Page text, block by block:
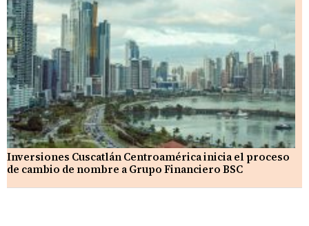
Inversiones Cuscatlán Centroamérica inicia el proceso
de cambio de nombre a Grupo Financiero BSC